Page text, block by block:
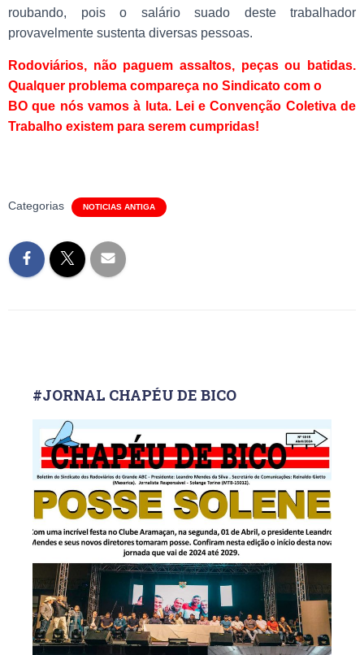
roubando, pois o salário suado deste trabalhador
provavelmente sustenta diversas pessoas.
Rodoviários, não paguem assaltos, peças ou batidas.
Qualquer problema compareça no Sindicato com o
BO que nós vamos à luta. Lei e Convenção Coletiva de
Trabalho existem para serem cumpridas!
Categorias NOTICIAS ANTIGA
#JORNAL CHAPÉU DE BICO